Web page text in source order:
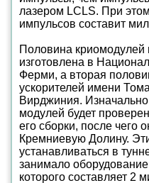
лазером LCLS. При
импульсов составит
Половина криомодулей
изготовлена в
Ферми, а вторая
ускорителей имени
Вирджиния.
модулей будет
его сборки, после чего
Кремниевую Долину.
устанавливаться в
занимало
которого составляет 2